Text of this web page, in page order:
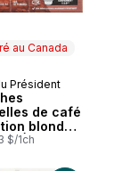
au Canada
Canada
Président
de café
blonde
À saveur
$/1ch